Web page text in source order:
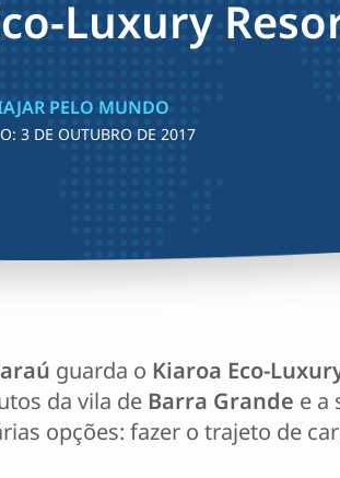
Luxury
PELO MUNDO
3 DE OUTUBRO DE 2017
guarda o Kiaroa Eco-
da vila de Barra Grande e a
opções: fazer o trajeto de